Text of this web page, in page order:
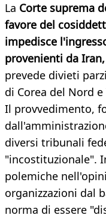
La Corte suprema
favore del
impedisce
provenienti da
prevede divieti
di Corea del Nord e
Il provvedimento,
diversi tribunali
"incostituzionale".
polemiche
organizzazioni dal
norma di essere